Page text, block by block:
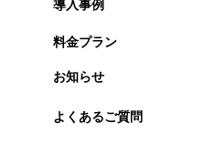
導入事例
料金プラン
お知らせ
よくあるご質問